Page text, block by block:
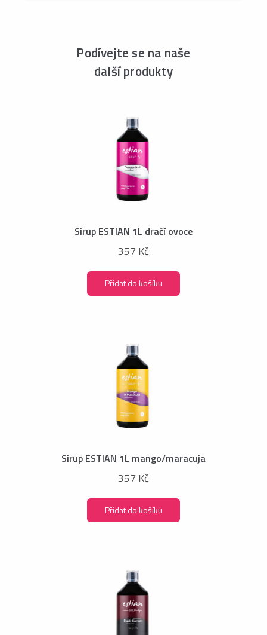
Podívejte se na naše
další produkty
Sirup ESTIAN 1L dračí ovoce
357 Kč
Přidat do košíku
Sirup ESTIAN 1L mango/maracuja
357 Kč
Přidat do košíku